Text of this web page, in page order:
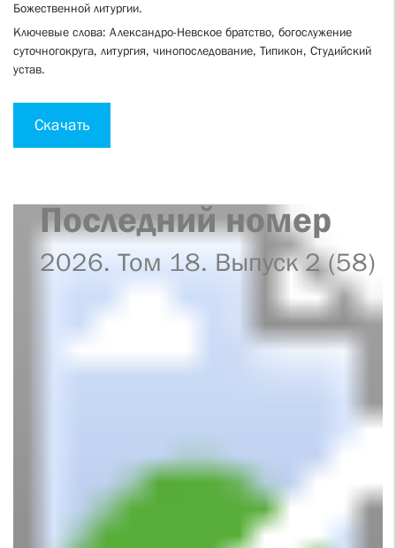
Божественной литургии.
Ключевые слова: Александро-Невское братство, богослужение
суточногокруга, литургия, чинопоследование, Типикон, Студийский
устав.
Скачать
Последний номер
2026. Том 18. Выпуск 2 (58)